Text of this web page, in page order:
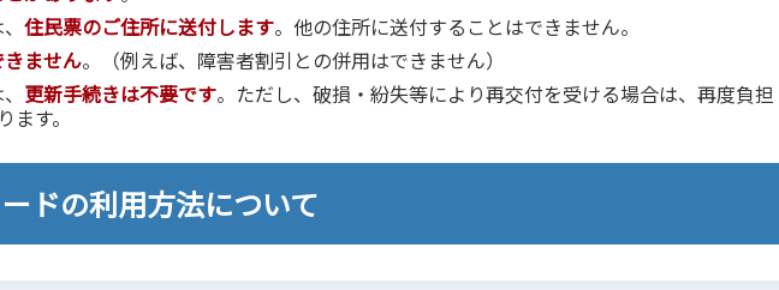
住民票のご住所に送付します。他の住所に送付することはできません。
ません。（例えば、障害者割引との併用はできません）
更新手続きは不要です。ただし、破損・紛失等により再交付を受ける場合は、再度負担
す。
ドの利用方法について